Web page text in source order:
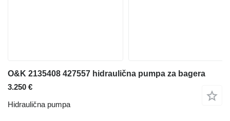
O&K 2135408 427557 hidraulična pumpa za bagera
3.250 €
Hidraulična pumpa